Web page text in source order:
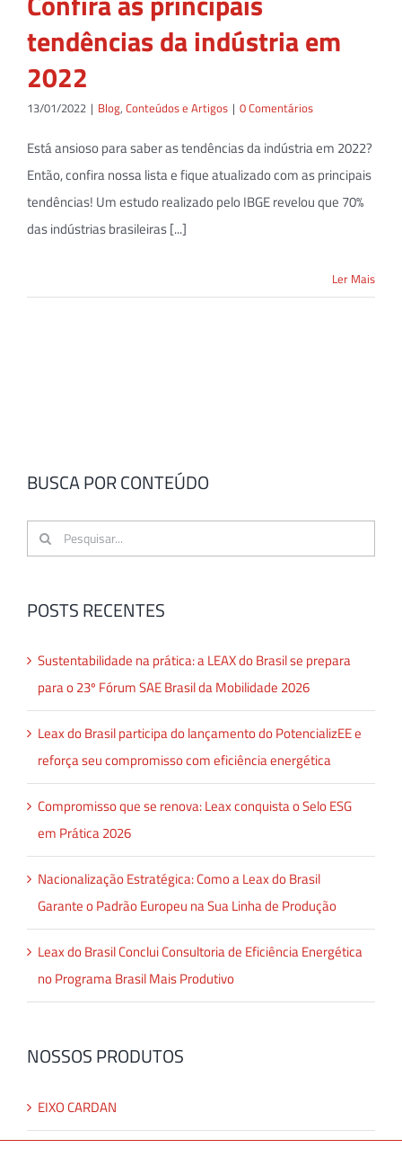
tendências da indústria em
2022
13/01/2022 | Blog, Conteúdos e Artigos | 0 Comentários
Está ansioso para saber as tendências da indústria em 2022?
Então, confira nossa lista e fique atualizado com as principais
tendências! Um estudo realizado pelo IBGE revelou que 70%
das indústrias brasileiras [...]
Ler Mais
BUSCA POR CONTEÚDO
Buscar
resultados
POSTS RECENTES
Sustentabilidade na prática: a LEAX do Brasil se prepara
para o 23º Fórum SAE Brasil da Mobilidade 2026
Leax do Brasil participa do lançamento do PotencializEE e
reforça seu compromisso com eficiência energética
Compromisso que se renova: Leax conquista o Selo ESG
em Prática 2026
Nacionalização Estratégica: Como a Leax do Brasil
Garante o Padrão Europeu na Sua Linha de Produção
Leax do Brasil Conclui Consultoria de Eficiência Energética
no Programa Brasil Mais Produtivo
NOSSOS PRODUTOS
EIXO CARDAN